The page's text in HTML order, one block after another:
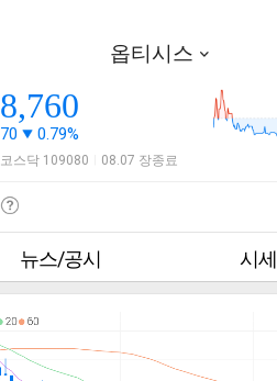
옵티시스
8,760
70 0.79%
코스닥 109080 08.07 장종료
뉴스/공시 시세